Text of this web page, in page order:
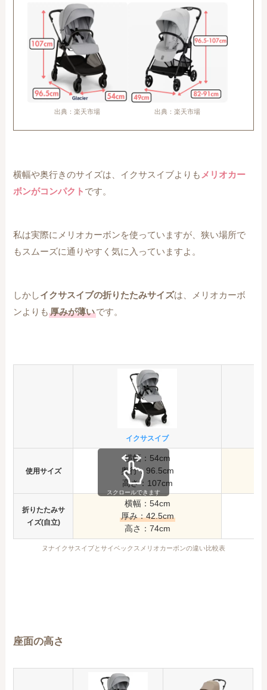
出典：楽天市場 出典：楽天市場
横幅や奥行きのサイズは、イクサスイブよりも メリオカー
ボンがコンパクト です。
私は実際にメリオカーボンを使っていますが、狭い場所で
もスムーズに通りやすく気に入っていますよ。
しかしイクサスイブの折りたたみサイズは、メリオカーボ
ンよりも厚みが薄いです。
イクサスイブ
使用サイズ
横幅：54cm
奥行：96.5cm
高さ：107cm
折りたたみサ
イズ(自立)
横幅：54cm
厚み：42.5cm
高さ：74cm
ヌナイクサスイブとサイベックスメリオカーボンの違い比較表
スクロールできます
座面の高さ